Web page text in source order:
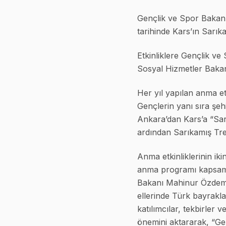
Gençlik ve Spor
tarihinde Kars’ın
Etkinliklere Gençlik ve
Sosyal Hizmetler
Her yıl yapılan anma
Gençlerin yanı sıra
Ankara’dan Kars’a
ardından Sarıkamış
Anma etkinliklerinin
anma programı
Bakanı Mahinur
ellerinde Türk
katılımcılar, tekbirler
önemini aktararak,